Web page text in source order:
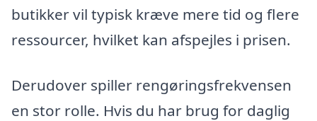
butikker vil typisk kræve mere tid og flere
ressourcer, hvilket kan afspejles i prisen.
Derudover spiller rengøringsfrekvensen
en stor rolle. Hvis du har brug for daglig